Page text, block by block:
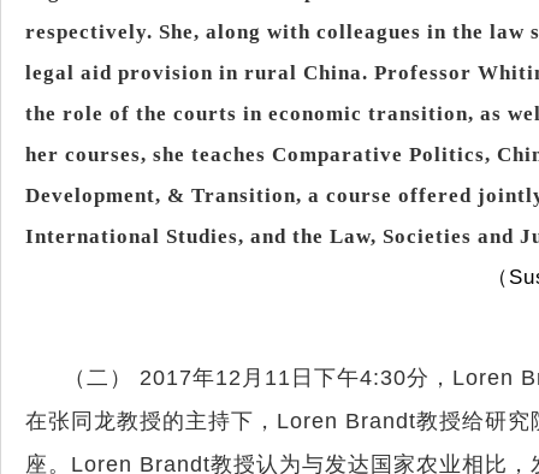
respectively. She, along with colleagues in the
legal aid provision in rural China. Professor
the role of the courts in economic transition, as
her courses, she teaches Comparative Politics,
Development, & Transition, a course offered
International Studies, and the Law, Societies and
（
（二） 2017年12 月 11 日下午4:30分， Loren
在张同龙教授的主持下， Loren Brandt教授给研究
座。 Loren Brandt教授认为与发达国家农业相比